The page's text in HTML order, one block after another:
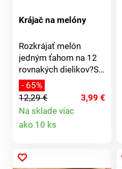
Krájač na melóny
Rozkrájať melón
jedným ťahom na 12
rovnakých dielikov?S
krájačom na melóny
budete ako kuchár
profesionál. Krájač má
úchytky z odolného a
zdravotne
nerezovej čepele.
Vhodný na krájanie
- 65%
12,29 €
3,99 €
Na sklade viac
ako 10 ks